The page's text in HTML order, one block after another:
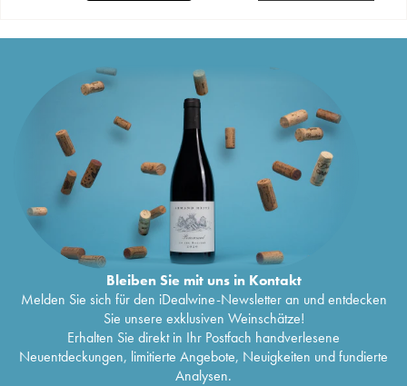
Bleiben Sie mit uns in Kontakt
Melden Sie sich für den iDealwine-Newsletter an und entdecken
Sie unsere exklusiven Weinschätze!
Erhalten Sie direkt in Ihr Postfach handverlesene
Neuentdeckungen, limitierte Angebote, Neuigkeiten und fundierte
Analysen.